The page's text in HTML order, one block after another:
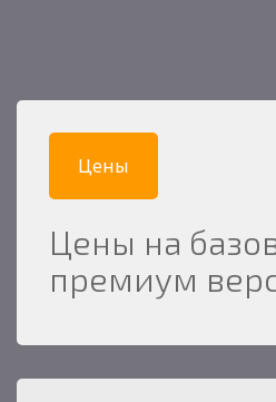
Цены
Цены на
премиум